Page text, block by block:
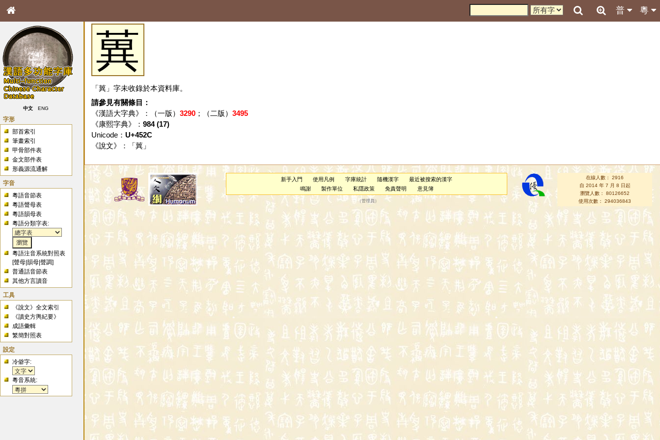
粵
普
中文 ENG
字形
部首索引
筆畫索引
甲骨部件表
金文部件表
形義源流通解
字音
粵語音節表
粵語聲母表
粵語韻母表
粵語分類字表:
粵語注音系統對照表
[聲母 |韻母 |聲調]
普通話音節表
其他方言讀音
工具
《說文》全文索引
《讀史方輿紀要》
成語彙輯
繁簡對照表
設定
冷僻字:
粵音系統:
䔬
「䔬」字未收錄於本資料庫。
請參見有關條目：
《漢語大字典》：（一版） 3290；（二版） 3495
《康熙字典》： 984 (17)
Unicode： U+452C
《說文》：「 䔬」
新手入門 使用凡例 字庫統計 隨機漢字
最近被搜索的漢字
鳴謝
製作單位 私隱政策 免責聲明 意見簿
（管理員 ）
在線人數： 2916
自 2014 年 7 月 8 日起
瀏覽人數： 80126652
使用次數： 294036843